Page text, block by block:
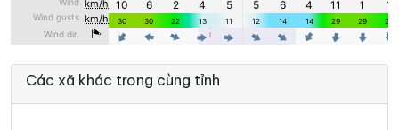
Các xã khác trong cùng tỉnh